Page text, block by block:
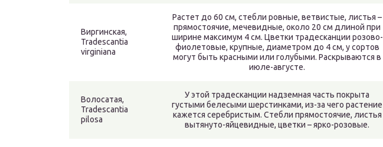
Виргинская,
Tradescantia
virginiana
Растет до 60 см, стебли ровные, ветвистые, листья –
прямостоячие, мечевидные, около 20 см длиной при
ширине максимум 4 см. Цветки традесканции розово-
фиолетовые, крупные, диаметром до 4 см, у сортов
могут быть красными или голубыми. Раскрываются в
июле-августе.
Волосатая,
Tradescantia
pilosa
У этой традесканции надземная часть покрыта
густыми белесыми шерстинками, из-за чего растение
кажется серебристым. Стебли прямостоячие, листья
вытянуто-яйцевидные, цветки – ярко-розовые.